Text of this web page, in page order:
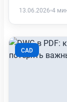
Разбираем,
формат и что
13.06.2026•4
CAD